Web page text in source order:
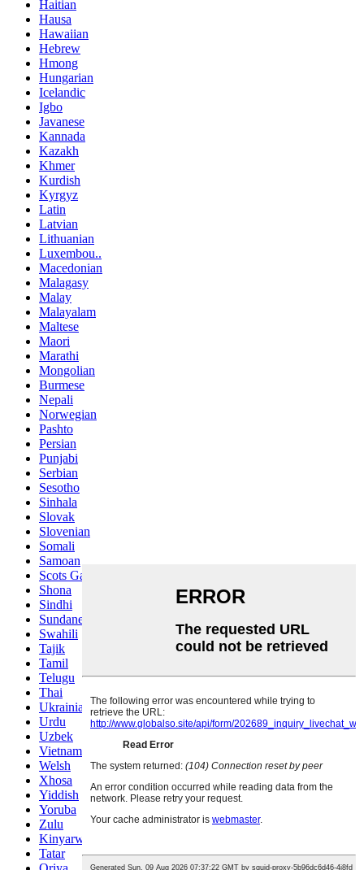
Haitian
Hausa
Hawaiian
Hebrew
Hmong
Hungarian
Icelandic
Igbo
Javanese
Kannada
Kazakh
Khmer
Kurdish
Kyrgyz
Latin
Latvian
Lithuanian
Luxembou..
Macedonian
Malagasy
Malay
Malayalam
Maltese
Maori
Marathi
Mongolian
Burmese
Nepali
Norwegian
Pashto
Persian
Punjabi
Serbian
Sesotho
Sinhala
Slovak
Slovenian
Somali
Samoan
Scots Gaelic
Shona
Sindhi
Sundanese
Swahili
Tajik
Tamil
Telugu
Thai
Ukrainian
Urdu
Uzbek
Vietnamese
Welsh
Xhosa
Yiddish
Yoruba
Zulu
Kinyarwanda
Tatar